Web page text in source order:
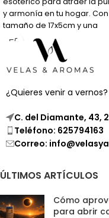
y armonía en tu hogar. Con
tamaño de 17x5cm y una
duración de 50 horas, crea
ambiente acogedor y
equilibrado.
¿Quieres venir a vernos?
C. del Diamante, 43,
Teléfono: 625794163
Correo:
ÚLTIMOS ARTÍCULOS
Cómo
para abrir